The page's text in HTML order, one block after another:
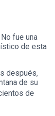
fue una
de esta
después,
de su
de